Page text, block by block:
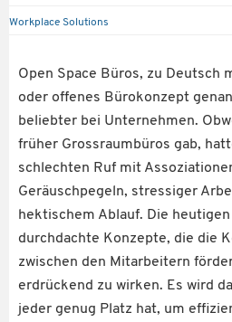
Workplace Solutions
Open Space Büros, zu Deutsch
oder offenes Bürokonzept
beliebter bei Unternehmen.
früher Grossraumbüros gab,
schlechten Ruf mit
Geräuschpegeln, stressiger
hektischem Ablauf. Die
durchdachte Konzepte, die die
zwischen den Mitarbeitern
erdrückend zu wirken. Es wird
jeder genug Platz hat, um